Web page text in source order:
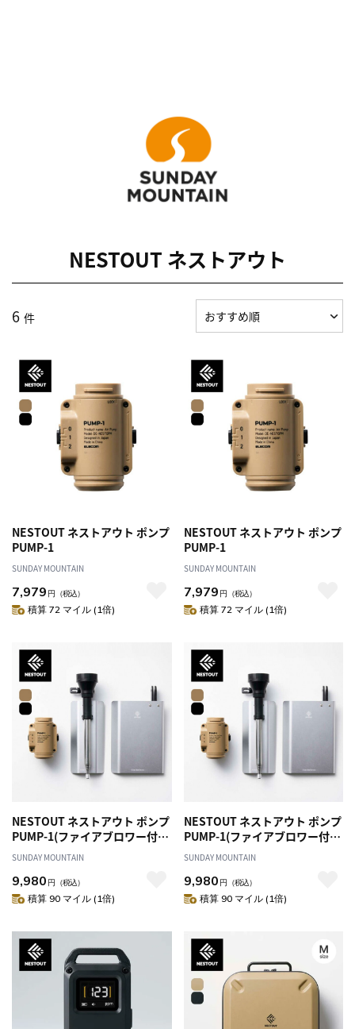
NESTOUT ネストアウト
6 件
NESTOUT ネストアウト ポンプ
PUMP-1
SUNDAY MOUNTAIN
7,979 円 （税込）
積算 72 マイル (1倍)
NESTOUT ネストアウト ポンプ
PUMP-1
SUNDAY MOUNTAIN
7,979 円 （税込）
積算 72 マイル (1倍)
NESTOUT ネストアウト ポンプ
PUMP-1(ファイアブロワー付属
モデル)
SUNDAY MOUNTAIN
9,980 円 （税込）
積算 90 マイル (1倍)
NESTOUT ネストアウト ポンプ
PUMP-1(ファイアブロワー付属
モデル)
SUNDAY MOUNTAIN
9,980 円 （税込）
積算 90 マイル (1倍)